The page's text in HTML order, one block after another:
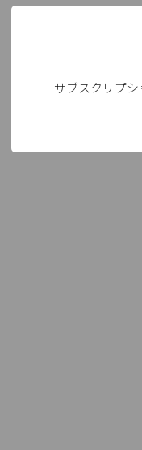
サブスクリプシ